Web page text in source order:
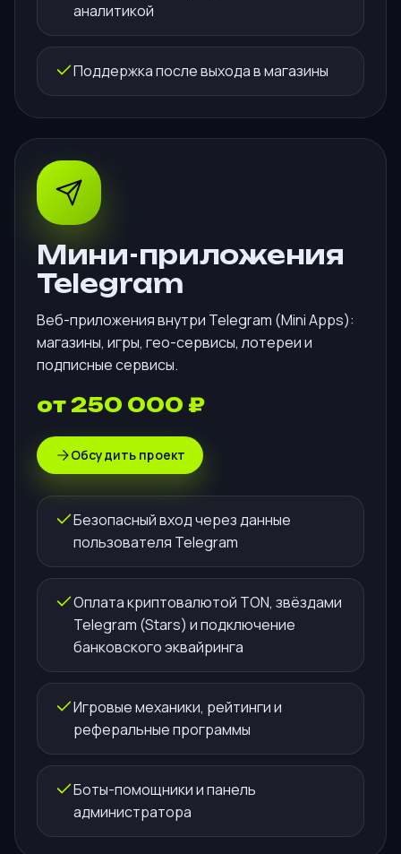
аналитикой
Поддержка после выхода в магазины
Мини-приложения
Telegram
Веб-приложения внутри Telegram (Mini Apps):
магазины, игры, гео-сервисы, лотереи и
подписные сервисы.
от 250 000 ₽
Обсудить проект
Безопасный вход через данные
пользователя Telegram
Оплата криптовалютой TON, звёздами
Telegram (Stars) и подключение
банковского эквайринга
Игровые механики, рейтинги и
реферальные программы
Боты-помощники и панель
администратора